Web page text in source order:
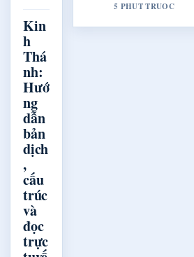
Kin
h
Thá
nh:
Hướ
ng
dẫn
bản
dịch
,
cấu
trúc
và
đọc
trực
5 PHUT TRUOC